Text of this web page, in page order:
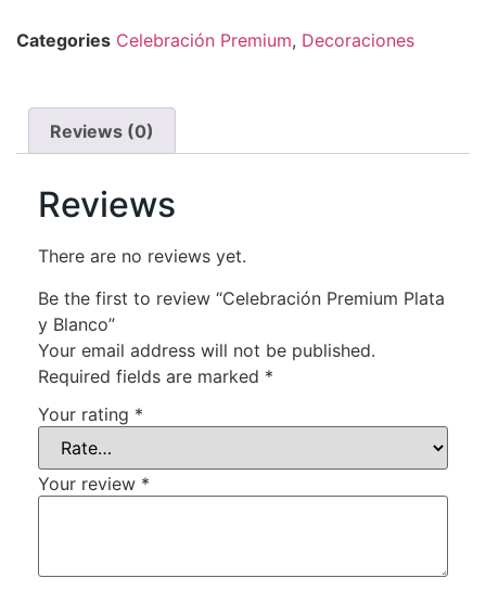
Categories Celebración Premium, Decoraciones
Reviews (0)
Reviews
There are no reviews yet.
Be the first to review “Celebración Premium Plata
y Blanco”
Your email address will not be published.
Required fields are marked *
Your rating *
Your review *